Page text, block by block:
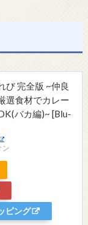
び 完全版 ~仲良
選食材でカレー
バカ編)~ [Blu-
ン
ピング